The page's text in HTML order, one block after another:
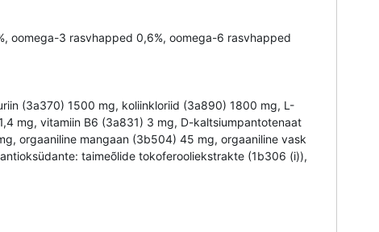
oomega-3 rasvhapped 0,6%, oomega-6 rasvhapped
(3a370) 1500 mg, koliinkloriid (3a890) 1800 mg, L-
mg, vitamiin B6 (3a831) 3 mg, D-kaltsiumpantotenaat
orgaaniline mangaan (3b504) 45 mg, orgaaniline vask
taimeõlide tokoferooliekstrakte (1b306 (i)),